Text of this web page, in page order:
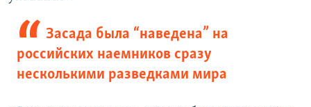
Засада была “наведена” на
российских наемников сразу
несколькими разведками мира